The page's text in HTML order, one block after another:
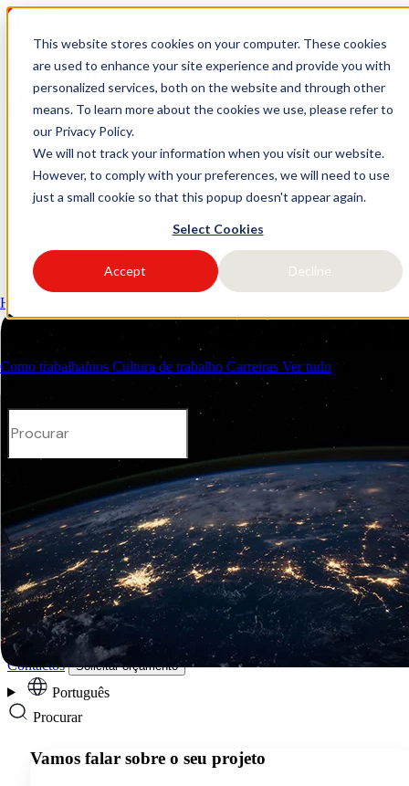
This website stores cookies on your computer. These cookies
are used to enhance your site experience and provide you with
personalized services, both on the website and through other
means. To learn more about the cookies we use, please refer to
our Privacy Policy.
We will not track your information when you visit our website.
However, to comply with your preferences, we will need to use
just a small cookie so that this popup doesn't appear again.
Select Cookies
Accept Decline
logo link37 agencia marketing
digital
Solicitar orçamento Open main menu
Hubspot CRM
Indústrias
Como trabalhamos Cultura de trabalho Carreiras Ver tudo
Serviços
Indústrias Recursos
Sobre Nós
Contactos
Solicitar orçamento
Português
Procurar
Vamos falar sobre o seu projeto